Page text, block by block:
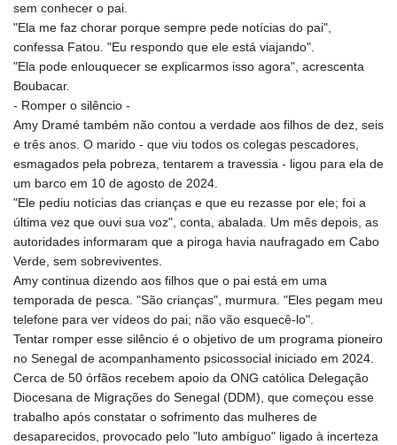
4299.964953
USD 1.152209
UYU 46.490433
VES 869.008663
VND
30205.723678
WST 3.143704
XAF 656.107084
XAG 0.018292
XCD 3.113901
XCG 2.080476
XDR 0.815987
XOF 656.107084
XPF 119.331742
YER 272.900006
ZAR 18.834341
ZMK
10371.260724
sem conhecer o pai.
"Ela me faz chorar porque sempre pede notícias do pai",
confessa Fatou. "Eu respondo que ele está viajando".
"Ela pode enlouquecer se explicarmos isso agora", acrescenta
Boubacar.
- Romper o silêncio -
Amy Dramé também não contou a verdade aos filhos de dez, seis
e três anos. O marido - que viu todos os colegas pescadores,
esmagados pela pobreza, tentarem a travessia - ligou para ela de
um barco em 10 de agosto de 2024.
"Ele pediu notícias das crianças e que eu rezasse por ele; foi a
última vez que ouvi sua voz", conta, abalada. Um mês depois, as
autoridades informaram que a piroga havia naufragado em Cabo
Verde, sem sobreviventes.
Amy continua dizendo aos filhos que o pai está em uma
temporada de pesca. "São crianças", murmura. "Eles pegam meu
telefone para ver vídeos do pai; não vão esquecê-lo".
Tentar romper esse silêncio é o objetivo de um programa pioneiro
no Senegal de acompanhamento psicossocial iniciado em 2024.
Cerca de 50 órfãos recebem apoio da ONG católica Delegação
Diocesana de Migrações do Senegal (DDM), que começou esse
trabalho após constatar o sofrimento das mulheres de
desaparecidos, provocado pelo "luto ambíguo" ligado à incerteza